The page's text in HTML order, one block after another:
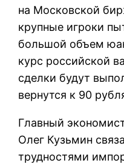
на Московской
крупные игроки
большой объем
курс российской
сделки будут
вернутся к 90
Главный
Олег Кузьмин
трудностями